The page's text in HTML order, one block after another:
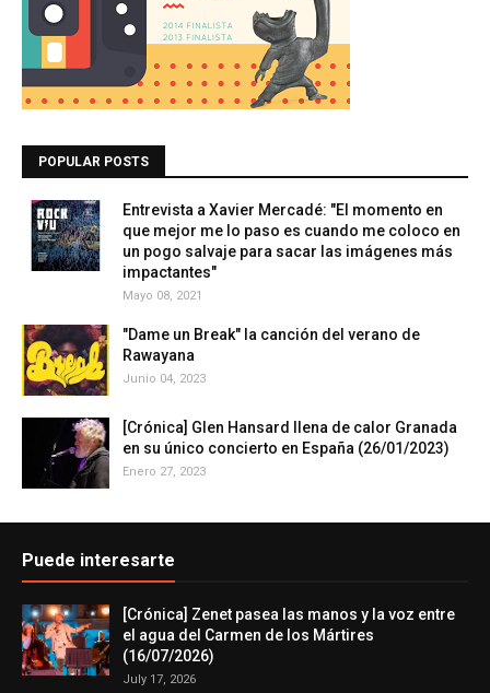
POPULAR POSTS
Entrevista a Xavier Mercadé: "El momento en
que mejor me lo paso es cuando me coloco en
un pogo salvaje para sacar las imágenes más
impactantes"
Mayo 08, 2021
"Dame un Break" la canción del verano de
Rawayana
Junio 04, 2023
[Crónica] Glen Hansard llena de calor Granada
en su único concierto en España (26/01/2023)
Enero 27, 2023
Puede interesarte
[Crónica] Zenet pasea las manos y la voz entre
el agua del Carmen de los Mártires
(16/07/2026)
July 17, 2026